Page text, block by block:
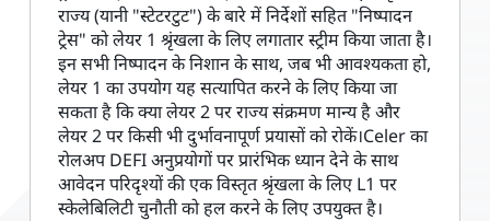
राज्य (यानी "स्टेटरटुट") के बारे में निर्देशों सहित "निष्पादन
ट्रेस" को लेयर 1 श्रृंखला के लिए लगातार स्ट्रीम किया जाता है।
इन सभी निष्पादन के निशान के साथ, जब भी आवश्यकता हो,
लेयर 1 का उपयोग यह सत्यापित करने के लिए किया जा
सकता है कि क्या लेयर 2 पर राज्य संक्रमण मान्य है और
लेयर 2 पर किसी भी दुर्भावनापूर्ण प्रयासों को रोकें।Celer का
रोलअप DEFI अनुप्रयोगों पर प्रारंभिक ध्यान देने के साथ
आवेदन परिदृश्यों की एक विस्तृत श्रृंखला के लिए L1 पर
स्केलेबिलिटी चुनौती को हल करने के लिए उपयुक्त है।